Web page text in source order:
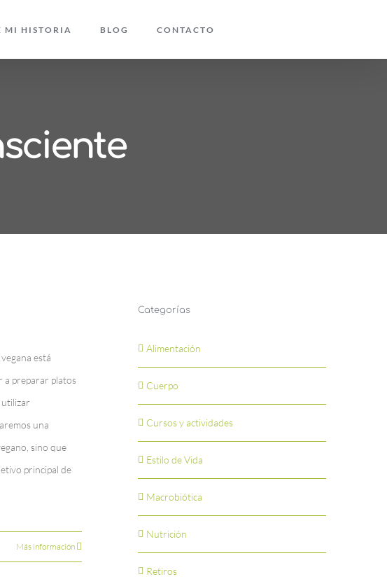
MI HISTORIA BLOG CONTACTO
está
a preparar platos
utilizar
una
sino que
principal de
Más información
Categorías
Alimentación
Cuerpo
Cursos y actividades
Estilo de Vida
Macrobiótica
Nutrición
Retiros